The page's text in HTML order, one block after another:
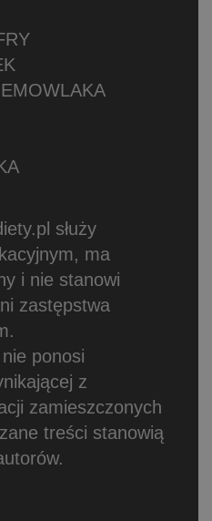
służy
ma
i nie stanowi
zastępstwa
ponosi
z
zamieszczonych
treści stanowią